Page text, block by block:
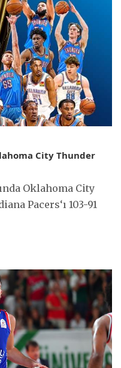
City Thunder
Oklahoma City
Pacers‘ı 103-91